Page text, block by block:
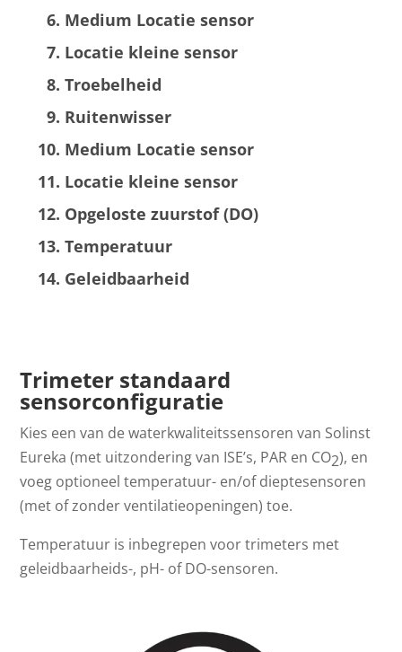
Medium Locatie sensor
Locatie kleine sensor
Troebelheid
Ruitenwisser
Medium Locatie sensor
Locatie kleine sensor
Opgeloste zuurstof (DO)
Temperatuur
Geleidbaarheid
Trimeter standaard
sensorconfiguratie
Kies een van de waterkwaliteitssensoren van Solinst
Eureka (met uitzondering van ISE’s, PAR en CO2), en
voeg optioneel temperatuur- en/of dieptesensoren
(met of zonder ventilatieopeningen) toe.
Temperatuur is inbegrepen voor trimeters met
geleidbaarheids-, pH- of DO-sensoren.